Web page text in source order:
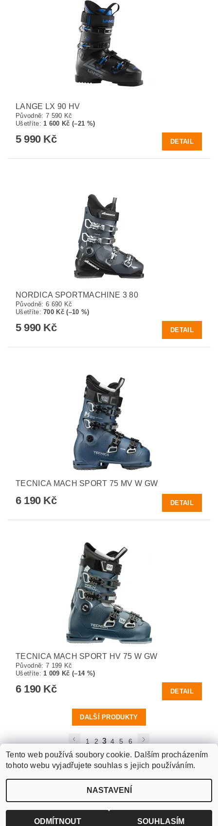
LANGE LX 90 HV
Původně: 7 590 Kč
Ušetříte: 1 600 Kč (–21 %)
5 990 Kč DETAIL
NORDICA SPORTMACHINE 3 80
Původně: 6 690 Kč
Ušetříte:700 Kč (–10 %)
5 990 Kč DETAIL
TECNICA MACH SPORT 75 MV W GW
6 190 Kč DETAIL
TECNICA MACH SPORT HV 75 W GW
Původně: 7 199 Kč
Ušetříte:1 009 Kč (–14 %)
6 190 Kč DETAIL
DALŠÍ PRODUKTY
1 2 3 4 5 6
WANTED SPORT PARDUBICE , všechna práva vyhrazena
cookies
Tento web používá soubory cookie. Dalším procházením
tohoto webu vyjadřujete souhlas s jejich používáním.
NASTAVENÍ
ODMÍTNOUT SOUHLASÍM